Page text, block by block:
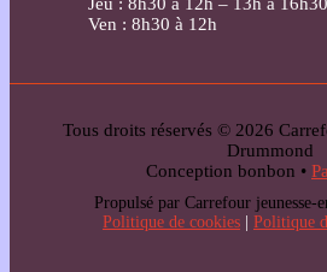
Ven : 8h30 à 12h
Tous droits réservés © 2026
Drummond
Conception bonbon •
Propulsé par Carrefour
Politique de cookies | Politique